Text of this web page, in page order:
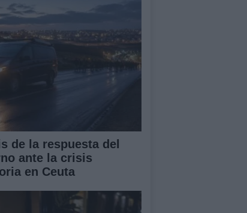
de la respuesta del
ante la crisis
en Ceuta